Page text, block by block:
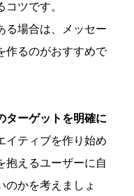
ツです。
る場合は、メッセー
作るのがおすすめで
ターゲットを明確に
イティブを作り始め
抱えるユーザーに自
のかを考えましょ